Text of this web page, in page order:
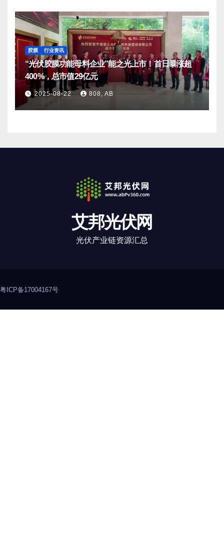
胶膜 行业资讯
“光伏胶膜功能母料企业”能之光上市！首日暴涨超
400%，总市值29亿元
2025-08-22 808, AB
艾邦光伏网
光伏产业链资源汇总
粤ICP备17004167号